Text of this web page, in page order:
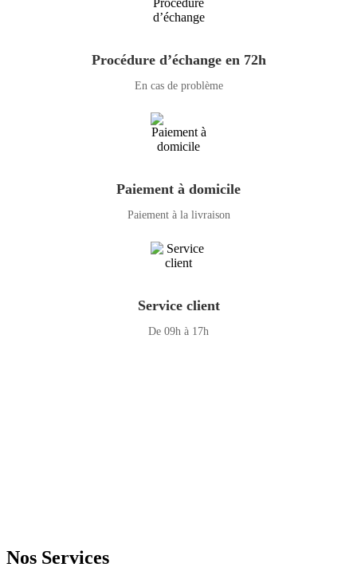
Procédure d’échange en 72h
En cas de problème
Paiement à domicile
Paiement à la livraison
Service client
De 09h à 17h
Nos Services